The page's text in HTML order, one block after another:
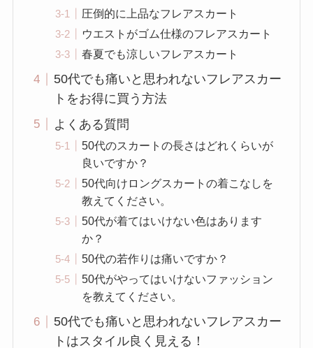
圧倒的に上品なフレアスカート
ウエストがゴム仕様のフレアスカート
春夏でも涼しいフレアスカート
50代でも痛いと思われないフレアスカー
トをお得に買う方法
よくある質問
50代のスカートの長さはどれくらいが
良いですか？
50代向けロングスカートの着こなしを
教えてください。
50代が着てはいけない色はあります
か？
50代の若作りは痛いですか？
50代がやってはいけないファッション
を教えてください。
50代でも痛いと思われないフレアスカー
トはスタイル良く見える！